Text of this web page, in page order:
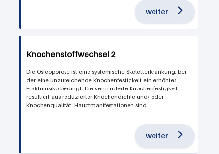
weiter
Knochenstoffwechsel 2
Die Osteoporose ist eine systemische Skeletterkrankung, bei
der eine unzureichende Knochenfestigkeit ein erhöhtes
Frakturrisiko bedingt. Die verminderte Knochenfestigkeit
resultiert aus reduzierter Knochendichte und/ oder
Knochenqualität. Hauptmanifestationen sind...
weiter